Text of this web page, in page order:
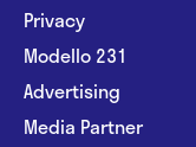
Privacy
Modello 231
Advertising
Media Partner